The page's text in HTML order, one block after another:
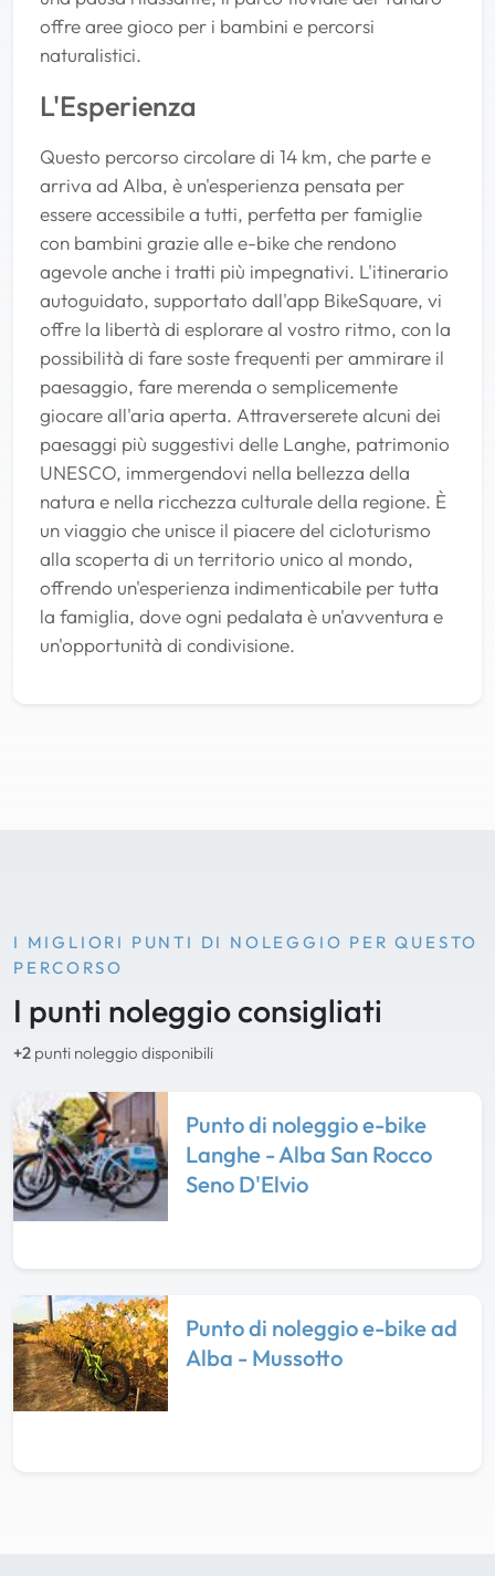
offre aree gioco per i bambini e percorsi
naturalistici.
L'Esperienza
Questo percorso circolare di 14 km, che parte e
arriva ad Alba, è un'esperienza pensata per
essere accessibile a tutti, perfetta per famiglie
con bambini grazie alle e-bike che rendono
agevole anche i tratti più impegnativi. L'itinerario
autoguidato, supportato dall'app BikeSquare, vi
offre la libertà di esplorare al vostro ritmo, con la
possibilità di fare soste frequenti per ammirare il
paesaggio, fare merenda o semplicemente
giocare all'aria aperta. Attraverserete alcuni dei
paesaggi più suggestivi delle Langhe, patrimonio
UNESCO, immergendovi nella bellezza della
natura e nella ricchezza culturale della regione. È
un viaggio che unisce il piacere del cicloturismo
alla scoperta di un territorio unico al mondo,
offrendo un'esperienza indimenticabile per tutta
la famiglia, dove ogni pedalata è un'avventura e
un'opportunità di condivisione.
I MIGLIORI PUNTI DI NOLEGGIO PER QUESTO
PERCORSO
I punti noleggio consigliati
+2 punti noleggio disponibili
Punto di noleggio e-bike
Langhe - Alba San Rocco
Seno D'Elvio
Punto di noleggio e-bike ad
Alba - Mussotto